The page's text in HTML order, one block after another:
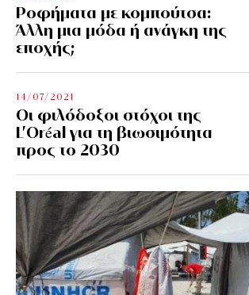
Ροφήματα με κομπούτσα:
Άλλη μια μόδα ή ανάγκη της
εποχής;
14/07/2021
Οι φιλόδοξοι στόχοι της
L’Oréal για τη βιωσιμότητα
προς το 2030